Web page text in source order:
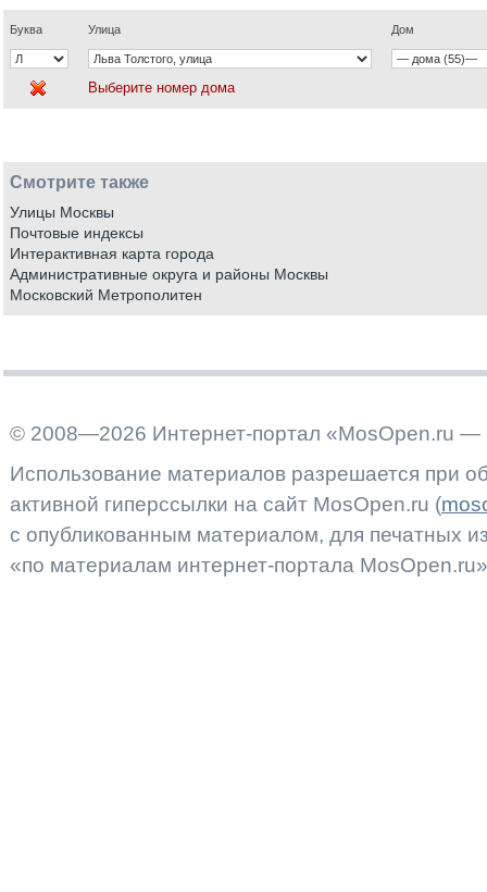
Буква Улица Дом
Выберите номер дома
Смотрите также
Улицы Москвы
Почтовые индексы
Интерактивная карта города
Административные округа и районы Москвы
Московский Метрополитен
© 2008—2026 Интернет-портал «MosOpen.ru —
Использование материалов разрешается при
активной гиперссылки на сайт MosOpen.ru (
с опубликованным материалом, для печатных
«по материалам интернет-портала